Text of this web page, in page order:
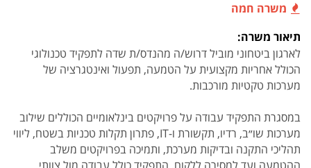
משרה חמה
תיאור משרה:
לארגון ביטחוני מוביל דרוש/ה מהנדס/ת שדה לתפקיד טכנולוגי
הכולל אחריות מקצועית על הטמעה, תפעול ואינטגרציה של
מערכות טקטיות מורכבות.
במסגרת התפקיד עבודה על פרויקטים בינלאומיים הכוללים שילוב
מערכות שו״ב, רדיו, תקשורת ו-IT, פתרון תקלות טכניות בשטח, ליווי
תהליכי התקנה ובדיקות מערכת, ותמיכה בפרויקטים משלב